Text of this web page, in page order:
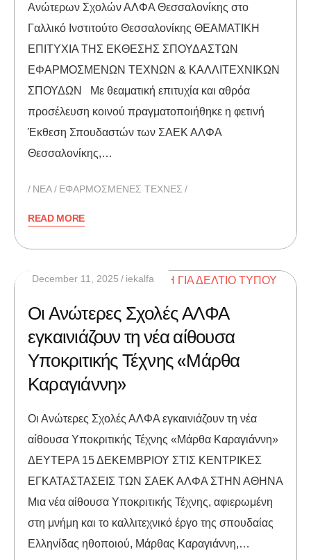
Ανώτερων Σχολών ΑΛΦΑ Θεσσαλονίκης στο
Γαλλικό Ινστιτούτο Θεσσαλονίκης ΘΕΑΜΑΤΙΚΗ
ΕΠΙΤΥΧΙΑ ΤΗΣ ΕΚΘΕΣΗΣ ΣΠΟΥΔΑΣΤΩΝ
ΕΦΑΡΜΟΣΜΕΝΩΝ ΤΕΧΝΩΝ & ΚΑΛΛΙΤΕΧΝΙΚΩΝ
ΣΠΟΥΔΩΝ Με θεαματική επιτυχία και αθρόα
προσέλευση κοινού πραγματοποιήθηκε η φετινή
Έκθεση Σπουδαστών των ΣΑΕΚ ΑΛΦΑ
Θεσσαλονίκης,…
NEA ΕΦΑΡΜΟΣΜΕΝΕΣ ΤΕΧΝΕΣ
READ MORE
December 11, 2025 iekalfa
Οι Ανώτερες Σχολές ΑΛΦΑ
εγκαινιάζουν τη νέα αίθουσα
Υποκριτικής Τέχνης «Μάρθα
Καραγιάννη»
Οι Ανώτερες Σχολές ΑΛΦΑ εγκαινιάζουν τη νέα
αίθουσα Υποκριτικής Τέχνης «Μάρθα Καραγιάννη»
ΔΕΥΤΕΡΑ 15 ΔΕΚΕΜΒΡΙΟΥ ΣΤΙΣ ΚΕΝΤΡΙΚΕΣ
ΕΓΚΑΤΑΣΤΑΣΕΙΣ ΤΩΝ ΣΑΕΚ ΑΛΦΑ ΣΤΗΝ ΑΘΗΝΑ
Μια νέα αίθουσα Υποκριτικής Τέχνης, αφιερωμένη
στη μνήμη και το καλλιτεχνικό έργο της σπουδαίας
Ελληνίδας ηθοποιού, Μάρθας Καραγιάννη,…